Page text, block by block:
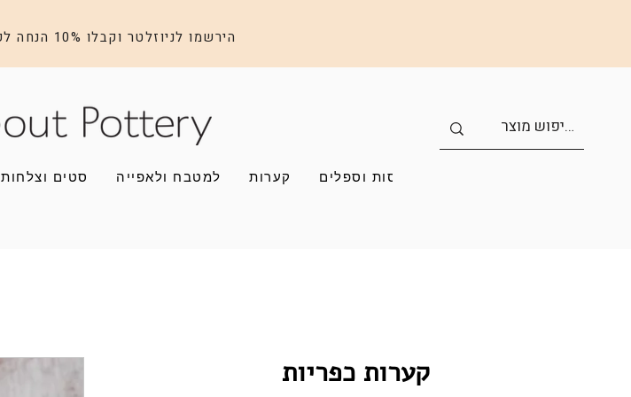
הירשמו לניוזלטר וקבלו 10% הנחה לקניה הראשונה.
כוסות וספלים קערות למטבח ולאפייה סטים וצלחות
קערות כפריות